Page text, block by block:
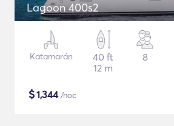
Lagoon 400s2
Katamarán
40 ft
12 m
8
$1,344/noc